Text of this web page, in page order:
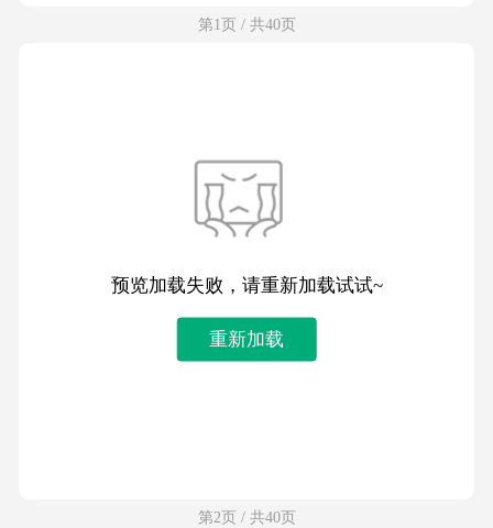
第1页 / 共40页
预览加载失败，请重新加载试试~
重新加载
第2页 / 共40页